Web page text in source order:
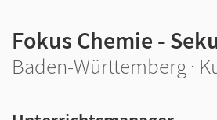
Fokus Chemie -
Baden-Württemberg ·